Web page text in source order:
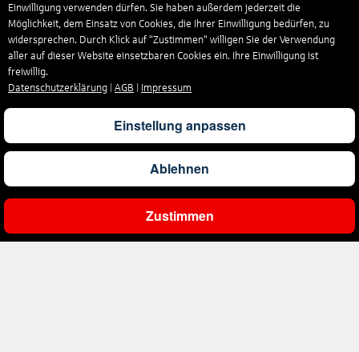
Ergebnisse filtern
Einwilligung verwenden dürfen. Sie haben außerdem jederzeit die
Möglichkeit, dem Einsatz von Cookies, die Ihrer Einwilligung bedürfen, zu
widersprechen. Durch Klick auf “Zustimmen“ willigen Sie der Verwendung
aller auf dieser Website einsetzbaren Cookies ein. Ihre Einwilligung ist
freiwillig.
Datenschutzerklärung
AGB Impressum
Einstellung anpassen
Ablehnen
Zustimmen